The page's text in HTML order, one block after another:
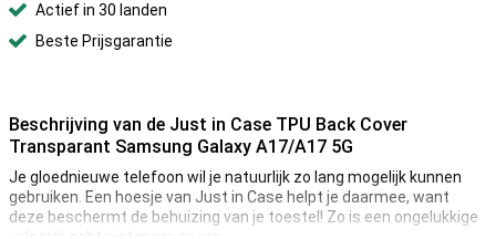
Actief in 30 landen
Beste Prijsgarantie
Beschrijving van de Just in Case TPU Back Cover
Transparant Samsung Galaxy A17/A17 5G
Je gloednieuwe telefoon wil je natuurlijk zo lang mogelijk kunnen
gebruiken. Een hoesje van Just in Case helpt je daarmee, want
deze beschermt de behuizing van je toestel! Zo is een ongelukkige